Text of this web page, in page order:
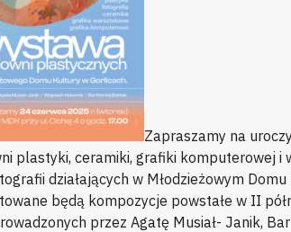
Zapraszamy na
plastyki, ceramiki, grafiki komputerowej i
działających w Młodzieżowym
będą kompozycje powstałe w II
przez Agatę Musiał- Janik,